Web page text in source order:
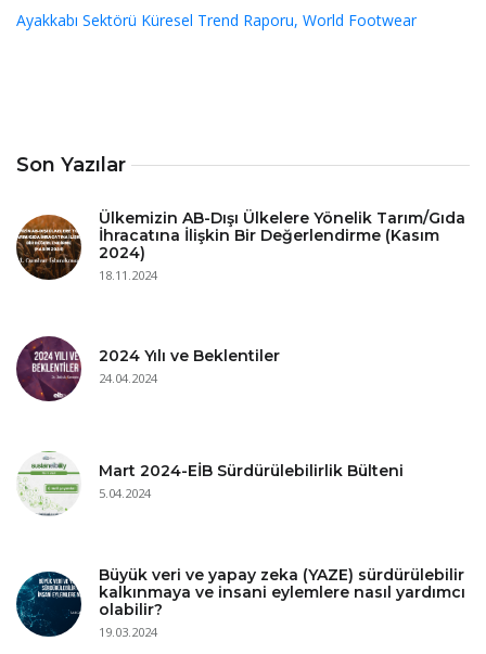
Son Yazılar
Ülkemizin AB-Dışı Ülkelere Yönelik Tarım/Gıda
İhracatına İlişkin Bir Değerlendirme (Kasım
2024)
18.11.2024
2024 Yılı ve Beklentiler
24.04.2024
Mart 2024-EİB Sürdürülebilirlik Bülteni
5.04.2024
Büyük veri ve yapay zeka (YAZE) sürdürülebilir
kalkınmaya ve insani eylemlere nasıl yardımcı
olabilir?
19.03.2024
Ayakkabı Sektörü Küresel Trend Raporu, World Footwear